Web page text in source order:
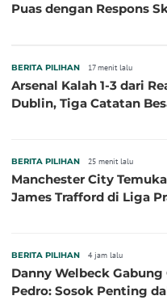
Puas dengan Respons
BERITA PILIHAN 17 menit lalu
Arsenal Kalah 1-3 dari
Dublin, Tiga Catatan
BERITA PILIHAN 25 menit lalu
Manchester City
James Trafford di Liga
BERITA PILIHAN 4 jam lalu
Danny Welbeck Gabung
Pedro: Sosok Penting